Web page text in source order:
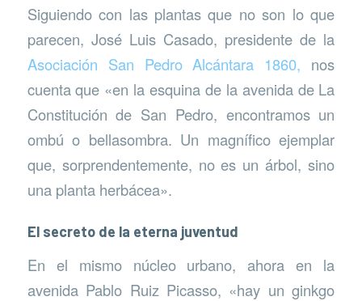
Siguiendo con las plantas que no son lo que
parecen, José Luis Casado, presidente de la
Asociación San Pedro Alcántara 1860, nos
cuenta que «en la esquina de la avenida de La
Constitución de San Pedro, encontramos un
ombú o bellasombra. Un magnífico ejemplar
que, sorprendentemente, no es un árbol, sino
una planta herbácea».
El secreto de la eterna juventud
En el mismo núcleo urbano, ahora en la
avenida Pablo Ruiz Picasso, «hay un ginkgo